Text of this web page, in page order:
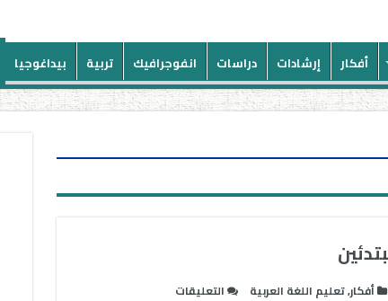
أفكار إرشادات دراسات انفوجرافيك تربية بيداغوجيا
أفكار,تعليم اللغة العربية التعليقات